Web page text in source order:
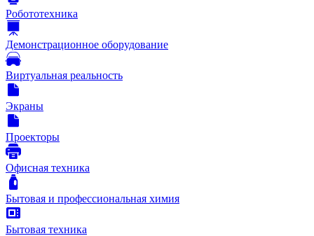
Робототехника
Демонстрационное оборудование
Виртуальная реальность
Экраны
Проекторы
Офисная техника
Бытовая и профессиональная химия
Бытовая техника